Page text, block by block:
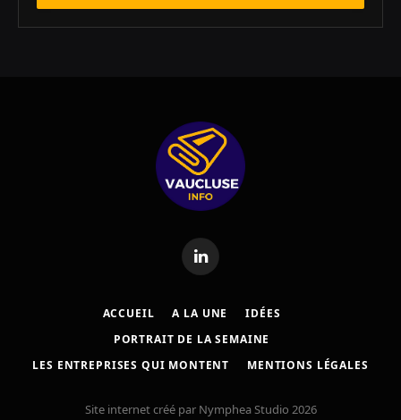
LinkedIn
ACCUEIL A LA UNE
IDÉES
PORTRAIT DE LA SEMAINE
LES ENTREPRISES QUI MONTENT
MENTIONS LÉGALES
Site internet créé par Nymphea Studio 2026